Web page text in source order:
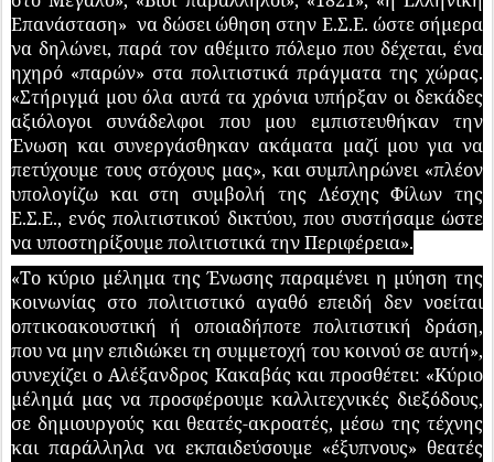
Επανάσταση» να δώσει ώθηση στην Ε.Σ.Ε. ώστε σήμερα
να δηλώνει, παρά τον αθέμιτο πόλεμο που δέχεται, ένα
ηχηρό «παρών» στα πολιτιστικά πράγματα της χώρας.
«Στήριγμά μου όλα αυτά τα χρόνια υπήρξαν οι δεκάδες
αξιόλογοι συνάδελφοι που μου εμπιστευθήκαν την
Ένωση και συνεργάσθηκαν ακάματα μαζί μου για να
πετύχουμε τους στόχους μας», και συμπληρώνει «πλέον
υπολογίζω και στη συμβολή της Λέσχης Φίλων της
Ε.Σ.Ε., ενός πολιτιστικού δικτύου, που συστήσαμε ώστε
να υποστηρίξουμε πολιτιστικά την Περιφέρεια».
«Tο κύριο μέλημα της Ένωσης παραμένει η μύηση της
κοινωνίας στο πολιτιστικό αγαθό επειδή δεν νοείται
οπτικοακουστική ή οποιαδήποτε πολιτιστική δράση,
που να μην επιδιώκει τη συμμετοχή του κοινού σε αυτή»,
συνεχίζει ο Αλέξανδρος Κακαβάς και προσθέτει: «Κύριο
μέλημά μας να προσφέρουμε καλλιτεχνικές διεξόδους,
σε δημιουργούς και θεατές-ακροατές, μέσω της τέχνης
και παράλληλα να εκπαιδεύσουμε «έξυπνους» θεατές